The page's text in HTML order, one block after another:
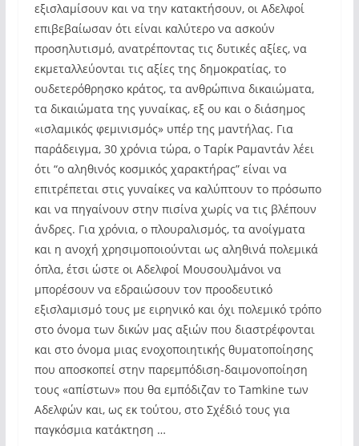
εξισλαμίσουν και να την κατακτήσουν, οι Αδελφοί
επιβεβαίωσαν ότι είναι καλύτερο να ασκούν
προσηλυτισμό, ανατρέποντας τις δυτικές αξίες, να
εκμεταλλεύονται τις αξίες της δημοκρατίας, το
ουδετερόθρησκο κράτος, τα ανθρώπινα δικαιώματα,
τα δικαιώματα της γυναίκας, εξ ου και ο διάσημος
«ισλαμικός φεμινισμός» υπέρ της μαντήλας. Για
παράδειγμα, 30 χρόνια τώρα, ο Tαρίκ Ραμαντάν λέει
ότι “ο αληθινός κοσμικός χαρακτήρας” είναι να
επιτρέπεται στις γυναίκες να καλύπτουν το πρόσωπο
και να πηγαίνουν στην πισίνα χωρίς να τις βλέπουν
άνδρες. Για χρόνια, ο πλουραλισμός, τα ανοίγματα
και η ανοχή χρησιμοποιούνται ως αληθινά πολεμικά
όπλα, έτσι ώστε οι Αδελφοί Μουσουλμάνοι να
μπορέσουν να εδραιώσουν τον προοδευτικό
εξισλαμισμό τους με ειρηνικό και όχι πολεμικό τρόπο
στο όνομα των δικών μας αξιών που διαστρέφονται
και στο όνομα μιας ενοχοποιητικής θυματοποίησης
που αποσκοπεί στην παρεμπόδιση-δαιμονοποίηση
τους «απίστων» που θα εμπόδιζαν το Τamkine των
Αδελφών και, ως εκ τούτου, στο Σχέδιό τους για
παγκόσμια κατάκτηση …